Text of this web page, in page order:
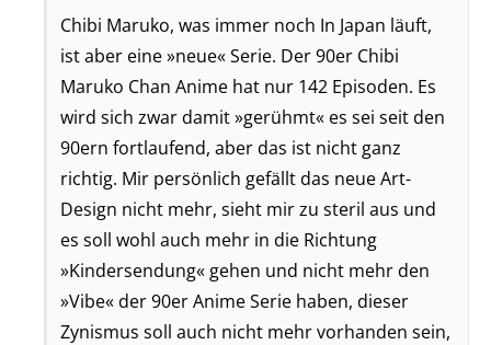
Chibi Maruko, was immer noch In Japan läuft,
ist aber eine »neue« Serie. Der 90er Chibi
Maruko Chan Anime hat nur 142 Episoden. Es
wird sich zwar damit »gerühmt« es sei seit den
90ern fortlaufend, aber das ist nicht ganz
richtig. Mir persönlich gefällt das neue Art-
Design nicht mehr, sieht mir zu steril aus und
es soll wohl auch mehr in die Richtung
»Kindersendung« gehen und nicht mehr den
»Vibe« der 90er Anime Serie haben, dieser
Zynismus soll auch nicht mehr vorhanden sein,